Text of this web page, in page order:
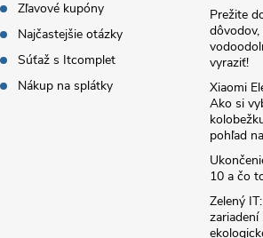
Zľavové kupóny
Najčastejšie otázky
Súťaž s Itcomplet
Nákup na splátky
Prežite
vyraziť!
Xiaomi
Ako si
pohľad
10 a čo
Zelený